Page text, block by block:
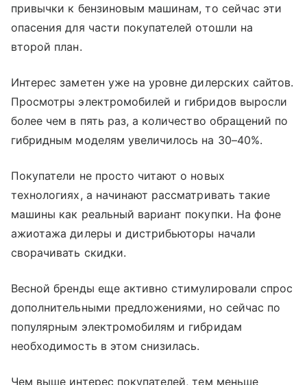
привычки к бензиновым машинам, то сейчас эти
опасения для части покупателей отошли на
второй план.
Интерес заметен уже на уровне дилерских сайтов.
Просмотры электромобилей и гибридов выросли
более чем в пять раз, а количество обращений по
гибридным моделям увеличилось на 30–40%.
Покупатели не просто читают о новых
технологиях, а начинают рассматривать такие
машины как реальный вариант покупки. На фоне
ажиотажа дилеры и дистрибьюторы начали
сворачивать скидки.
Весной бренды еще активно стимулировали спрос
дополнительными предложениями, но сейчас по
популярным электромобилям и гибридам
необходимость в этом снизилась.
Чем выше интерес покупателей, тем меньше